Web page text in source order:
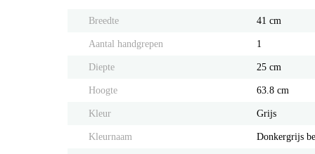
Breedte 41 cm
Aantal handgrepen 1
Diepte 25 cm
Hoogte 63.8 cm
Kleur Grijs
Kleurnaam Donkergrijs